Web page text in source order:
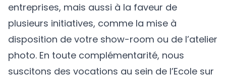
entreprises, mais aussi à la faveur de
plusieurs initiatives, comme la mise à
disposition de votre show-room ou de l’atelier
photo. En toute complémentarité, nous
suscitons des vocations au sein de l’Ecole sur